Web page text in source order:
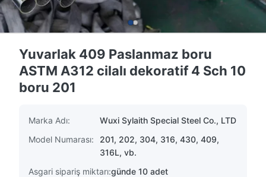
Yuvarlak 409 Paslanmaz boru
ASTM A312 cilalı dekoratif 4 Sch 10
boru 201
Marka Adı:
Wuxi Sylaith Special Steel Co., LTD
Model Numarası:
201, 202, 304, 316, 430, 409,
316L, vb.
Asgari sipariş miktarı:günde 10 adet